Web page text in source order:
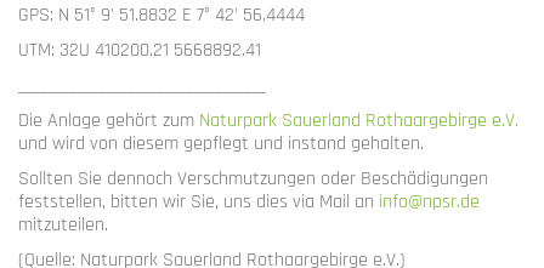
GPS: N 51° 9' 51.8832 E 7° 42' 56.4444
UTM: 32U 410200.21 5668892.41
Die Anlage gehört zum Naturpark Sauerland Rothaargebirge e.V.
und wird von diesem gepflegt und instand gehalten.
Sollten Sie dennoch Verschmutzungen oder Beschädigungen
feststellen, bitten wir Sie, uns dies via Mail an info@npsr.de
mitzuteilen.
(Quelle: Naturpark Sauerland Rothaargebirge e.V.)